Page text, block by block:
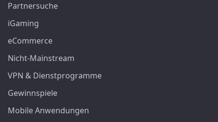
Partnersuche
iGaming
eCommerce
Nicht-Mainstream
VPN & Dienstprogramme
Gewinnspiele
Mobile Anwendungen